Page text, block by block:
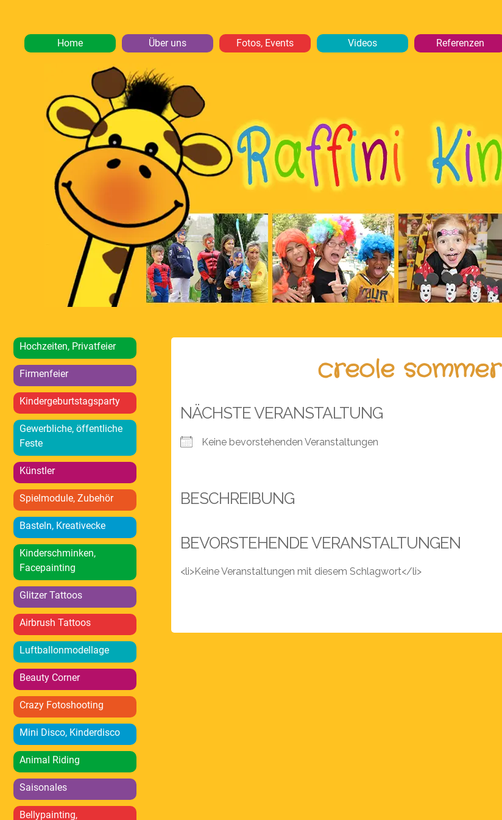
Home Über uns Fotos, Events Videos Referenzen
Hochzeiten, Privatfeier
Firmenfeier
Kindergeburtstagsparty
Gewerbliche, öffentliche
Feste
Künstler
Spielmodule, Zubehör
Basteln, Kreativecke
Kinderschminken,
Facepainting
Glitzer Tattoos
Airbrush Tattoos
Luftballonmodellage
Beauty Corner
Crazy Fotoshooting
Mini Disco, Kinderdisco
Animal Riding
Saisonales
Bellypainting,
creole sommer
NÄCHSTE VERANSTALTUNG
Keine bevorstehenden Veranstaltungen
BESCHREIBUNG
BEVORSTEHENDE VERANSTALTUNGEN
<li>Keine Veranstaltungen mit diesem Schlagwort</li>